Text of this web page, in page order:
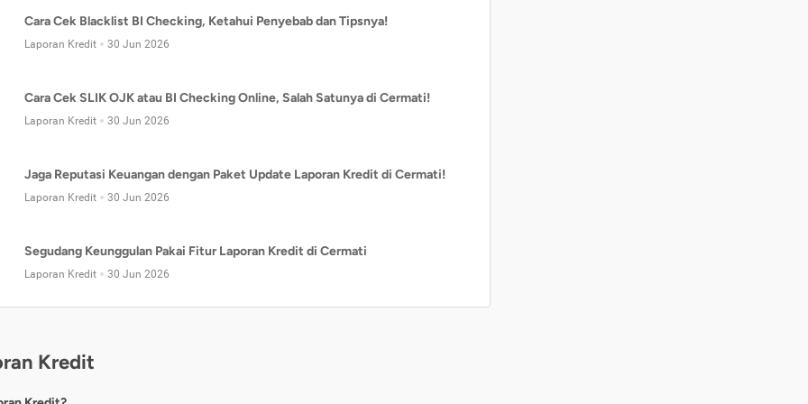
Cara Cek Blacklist BI Checking, Ketahui Penyebab dan Tipsnya!
Laporan Kredit 30 Jun 2026
Cara Cek SLIK OJK atau BI Checking Online, Salah Satunya di Cermati!
Laporan Kredit 30 Jun 2026
Jaga Reputasi Keuangan dengan Paket Update Laporan Kredit di Cermati!
Laporan Kredit 30 Jun 2026
Segudang Keunggulan Pakai Fitur Laporan Kredit di Cermati
Laporan Kredit 30 Jun 2026
Kredit